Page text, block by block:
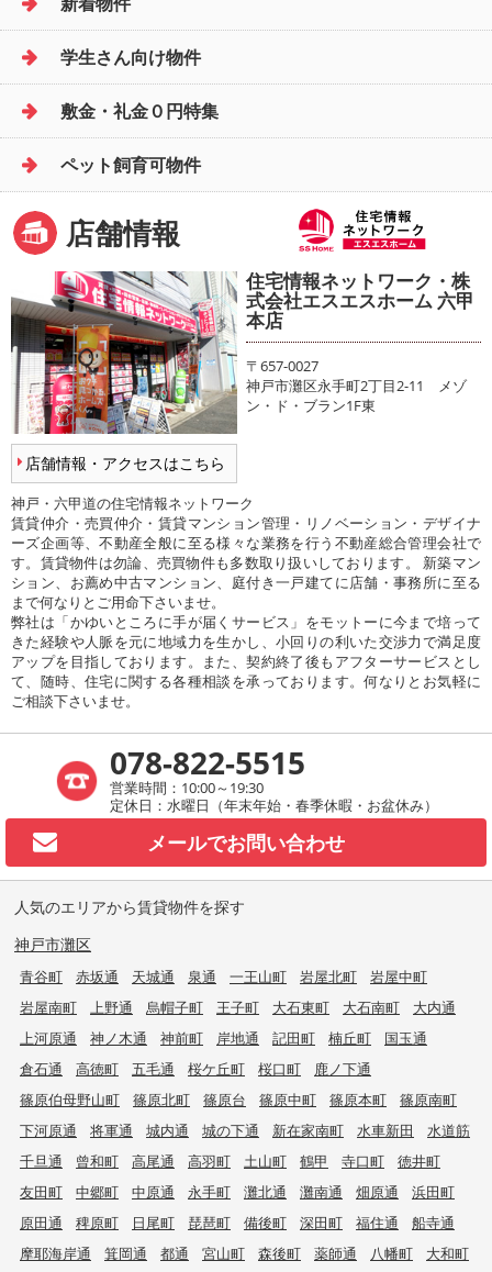
学生さん向け物件
敷金・礼金０円特集
ペット飼育可物件
店舗情報
店舗情報・アクセスはこちら
住宅情報ネットワーク・株
式会社エスエスホーム 六甲
本店
〒657-0027
神戸市灘区永手町2丁目2-11 メゾ
ン・ド・ブラン1F東
神戸・六甲道の住宅情報ネットワーク
賃貸仲介・売買仲介・賃貸マンション管理・リノベーション・デザイナ
ーズ企画等、不動産全般に至る様々な業務を行う不動産総合管理会社で
す。賃貸物件は勿論、売買物件も多数取り扱いしております。 新築マン
ション、お薦め中古マンション、庭付き一戸建てに店舗・事務所に至る
まで何なりとご用命下さいませ。
弊社は「かゆいところに手が届くサービス」をモットーに今まで培って
きた経験や人脈を元に地域力を生かし、小回りの利いた交渉力で満足度
アップを目指しております。また、契約終了後もアフターサービスとし
て、随時、住宅に関する各種相談を承っております。何なりとお気軽に
ご相談下さいませ。
078-822-5515
営業時間：10:00～19:30
定休日：水曜日（年末年始・春季休暇・お盆休み）
メールでお問い合わせ
人気のエリアから賃貸物件を探す
神戸市灘区
青谷町 赤坂通 天城通 泉通 一王山町 岩屋北町
岩屋中町
岩屋南町
上野通 烏帽子町 王子町 大石東町 大石南町
大内通
上河原通
神ノ木通 神前町 岸地通 記田町 楠丘町
国玉通
倉石通
高徳町 五毛通 桜ケ丘町 桜口町
鹿ノ下通
篠原伯母野山町
篠原北町 篠原台 篠原中町 篠原本町
篠原南町
下河原通
将軍通 城内通 城の下通 新在家南町 水車新田
水道筋
千旦通
曾和町 高尾通 高羽町 土山町 鶴甲 寺口町
徳井町
友田町
中郷町 中原通 永手町 灘北通 灘南通 畑原通
浜田町
原田通
稗原町 日尾町 琵琶町 備後町 深田町 福住通
船寺通
摩耶海岸通
箕岡通 都通 宮山町 森後町 薬師通 八幡町
大和町